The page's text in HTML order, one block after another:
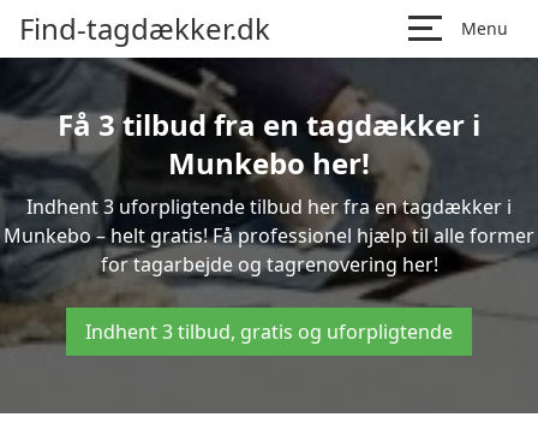
Find-tagdækker.dk Menu
Få 3 tilbud fra en tagdækker i
Munkebo her!
Indhent 3 uforpligtende tilbud her fra en tagdækker i
Munkebo – helt gratis! Få professionel hjælp til alle former
for tagarbejde og tagrenovering her!
Indhent 3 tilbud, gratis og uforpligtende